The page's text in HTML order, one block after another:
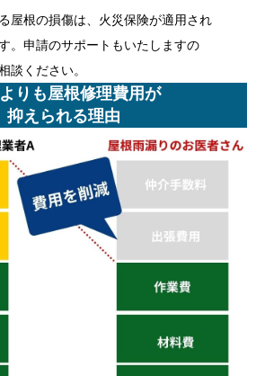
屋根の損傷は、火災保険が適用され
。申請のサポートもいたしますの
談ください。
りも屋根修理費用が
抑えられる理由